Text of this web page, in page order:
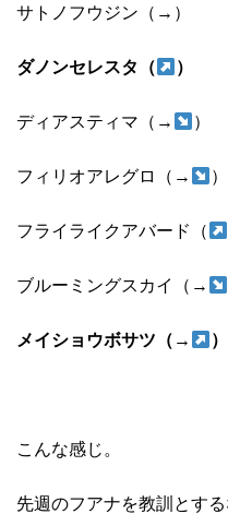
サトノフウジン（→）
ダノンセレスタ（ ）
ディアスティマ（→ ）
フィリオアレグロ（→ ）
フライライクアバード（
ブルーミングスカイ（→
メイショウボサツ（→ ）
こんな感じ。
先週のフアナを教訓とす